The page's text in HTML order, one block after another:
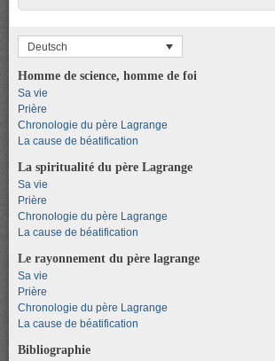
Deutsch
Homme de science, homme de foi
Sa vie
Prière
Chronologie du père Lagrange
La cause de béatification
La spiritualité du père Lagrange
Sa vie
Prière
Chronologie du père Lagrange
La cause de béatification
Le rayonnement du père lagrange
Sa vie
Prière
Chronologie du père Lagrange
La cause de béatification
Bibliographie